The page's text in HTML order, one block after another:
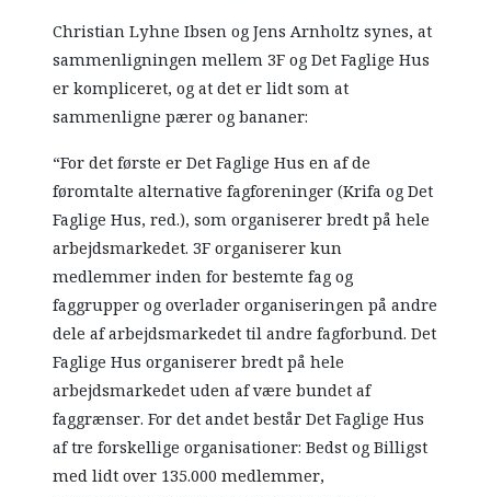
Christian Lyhne Ibsen og Jens Arnholtz synes, at
sammenligningen mellem 3F og Det Faglige Hus
er kompliceret, og at det er lidt som at
sammenligne pærer og bananer:
“For det første er Det Faglige Hus en af de
føromtalte alternative fagforeninger (Krifa og Det
Faglige Hus, red.), som organiserer bredt på hele
arbejdsmarkedet. 3F organiserer kun
medlemmer inden for bestemte fag og
faggrupper og overlader organiseringen på andre
dele af arbejdsmarkedet til andre fagforbund. Det
Faglige Hus organiserer bredt på hele
arbejdsmarkedet uden af være bundet af
faggrænser. For det andet består Det Faglige Hus
af tre forskellige organisationer: Bedst og Billigst
med lidt over 135.000 medlemmer,